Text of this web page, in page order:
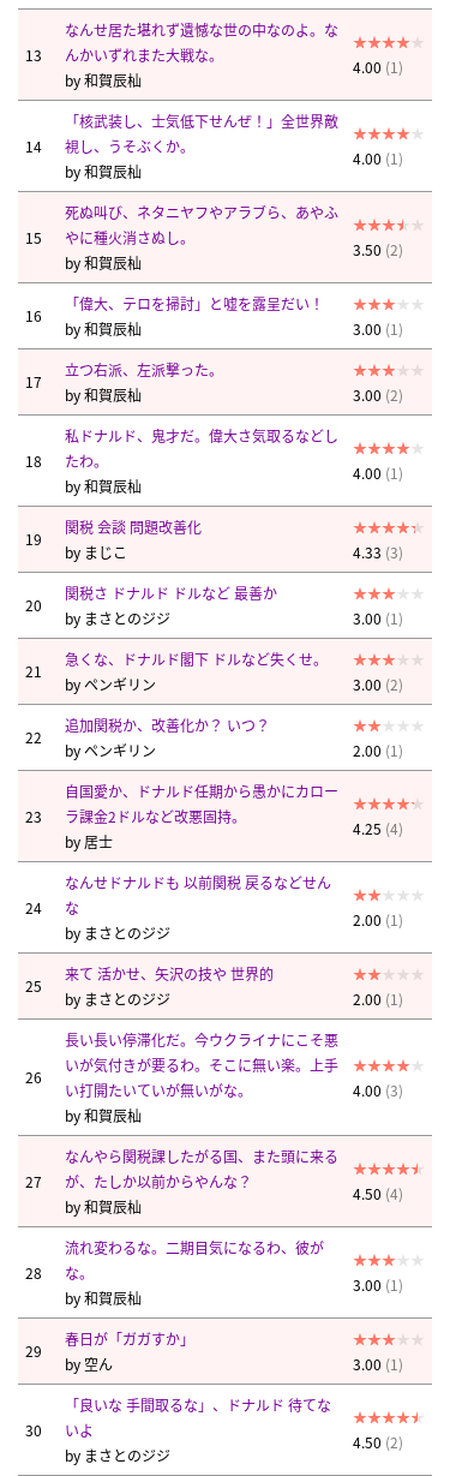
13
なんせ居た堪れず遺憾な世の中なのよ。な
んかいずれまた大戦な。
by和賀辰杣
4.00 (1)
14
「核武装し、士気低下せんぜ！」全世界敵
視し、うそぶくか。
by和賀辰杣
4.00 (1)
15
死ぬ叫び、ネタニヤフやアラブら、あやふ
やに種火消さぬし。
by和賀辰杣
3.50 (2)
16
「偉大、テロを掃討」と嘘を露呈だい！
by和賀辰杣 3.00 (1)
17
立つ右派、左派撃った。
by和賀辰杣 3.00 (2)
18
私ドナルド、鬼才だ。偉大さ気取るなどし
たわ。
by和賀辰杣
4.00 (1)
19
関税 会談 問題改善化
by まじこ 4.33 (3)
20
関税さ ドナルド ドルなど 最善か
by まさとのジジ 3.00 (1)
21
急くな、ドナルド閣下 ドルなど失くせ。
byペンギリン 3.00 (2)
22
追加関税か、改善化か？ いつ？
byペンギリン 2.00 (1)
23
自国愛か、ドナルド任期から愚かにカロー
ラ課金2ドルなど改悪固持。
by 居士
4.25 (4)
24
なんせドナルドも 以前関税 戻るなどせん
な
by まさとのジジ
2.00 (1)
25
来て 活かせ、矢沢の技や 世界的
by まさとのジジ 2.00 (1)
26
長い長い停滞化だ。今ウクライナにこそ悪
いが気付きが要るわ。そこに無い楽。上手
い打開たいていが無いがな。
by和賀辰杣
4.00 (3)
27
なんやら関税課したがる国、また頭に来る
が、たしか以前からやんな？
by和賀辰杣
4.50 (4)
28
流れ変わるな。二期目気になるわ、彼が
な。
by和賀辰杣
3.00 (1)
29
春日が「ガガすか」
by 空ん 3.00 (1)
30
「良いな 手間取るな」、ドナルド 待てな
いよ
by まさとのジジ
4.50 (2)